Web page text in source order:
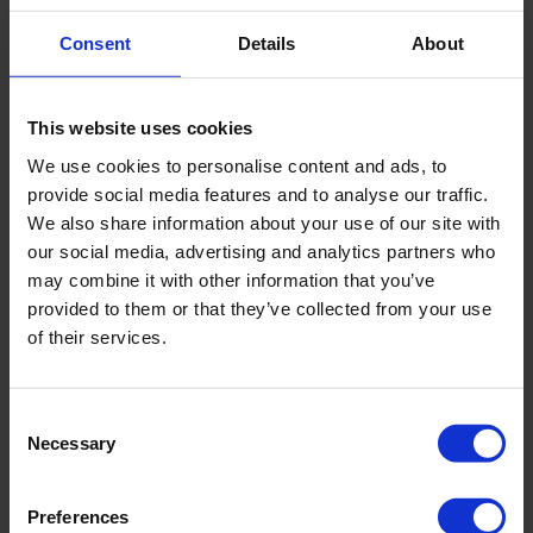
Consent Details About
This website uses cookies
We use cookies to personalise content and ads, to
provide social media features and to analyse our traffic.
We also share information about your use of our site with
our social media, advertising and analytics partners who
may combine it with other information that you’ve
provided to them or that they’ve collected from your use
of their services.
Selection
Necessary
Preferences
Qualität züchten möchten, ist die Hemmung des
Wachstums von schädlichen Krankheitserregern
äußerst wichtig. Mikroorganismen wie Botrytis,
MEHR LESEN